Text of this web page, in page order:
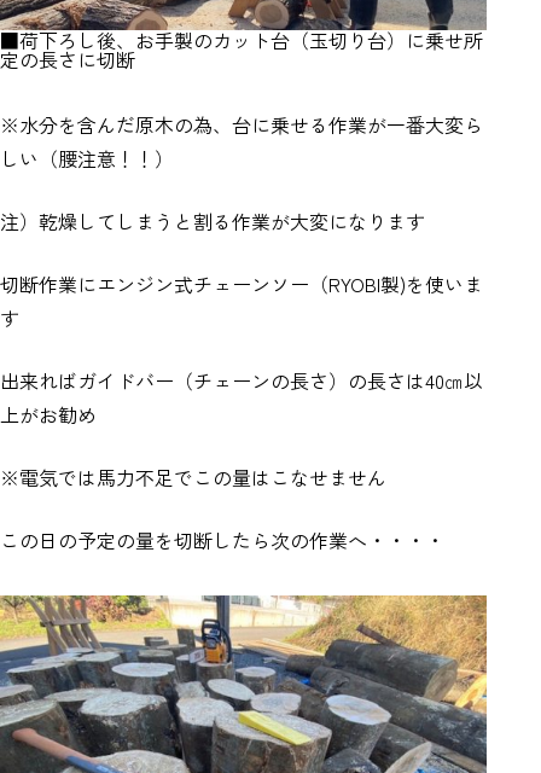
■荷下ろし後、お手製のカット台（玉切り台）に乗せ所
定の長さに切断
※水分を含んだ原木の為、台に乗せる作業が一番大変ら
しい（腰注意！！）
注）乾燥してしまうと割る作業が大変になります
切断作業にエンジン式チェーンソー（RYOBI製)を使いま
す
出来ればガイドバー（チェーンの長さ）の長さは40㎝以
上がお勧め
※電気では馬力不足でこの量はこなせません
この日の予定の量を切断したら次の作業へ・・・・